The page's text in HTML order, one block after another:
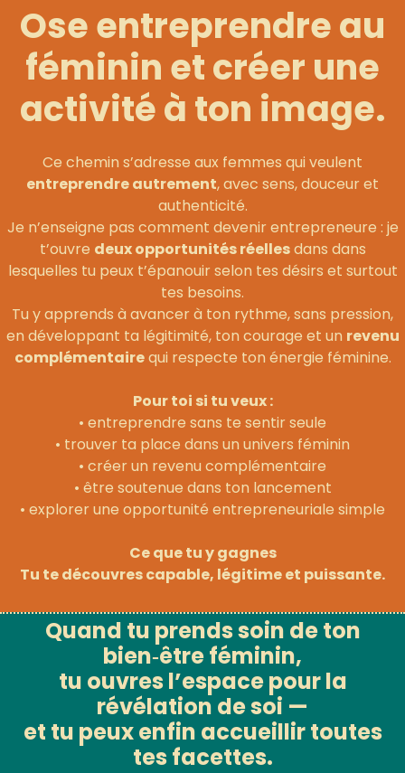
Ose entreprendre au
féminin et créer une
activité à ton image.
Ce chemin s’adresse aux femmes qui veulent
entreprendre autrement, avec sens, douceur et
authenticité.
Je n’enseigne pas comment devenir entrepreneure : je
t’ouvre deux opportunités réellesdans dans
lesquelles tu peux t’épanouir selon tes désirs et surtout
tes besoins.
Tu y apprends à avancer à ton rythme, sans pression,
en développant ta légitimité, ton courage et un revenu
complémentairequi respecte ton énergie féminine.
Pour toi si tu veux :
• entreprendre sans te sentir seule
• trouver ta place dans un univers féminin
• créer un revenu complémentaire
• être soutenue dans ton lancement
• explorer une opportunité entrepreneuriale simple
Ce que tu y gagnes
Tu te découvres capable, légitime et puissante.
Quand tu prends soin de ton
bien‑être féminin,
tu ouvres l’espace pour la
révélation de soi —
et tu peux enfin accueillir toutes
tes facettes.